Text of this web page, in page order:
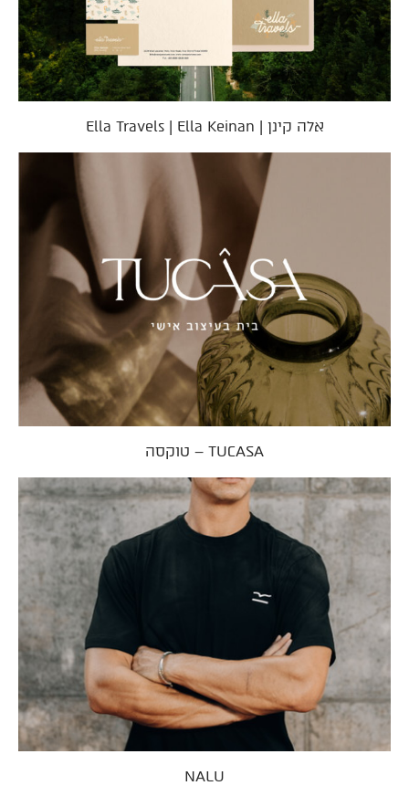
אלה קינן | Ella Travels | Ella Keinan
TUCASA – טוקסה
NALU